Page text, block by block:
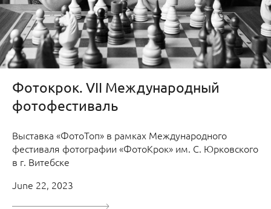
Фотокрок. VII Международный
фотофестиваль
Выставка «ФотоТоп» в рамках Международного
фестиваля фотографии «ФотоКрок» им. С. Юрковского
в г. Витебске
June 22, 2023